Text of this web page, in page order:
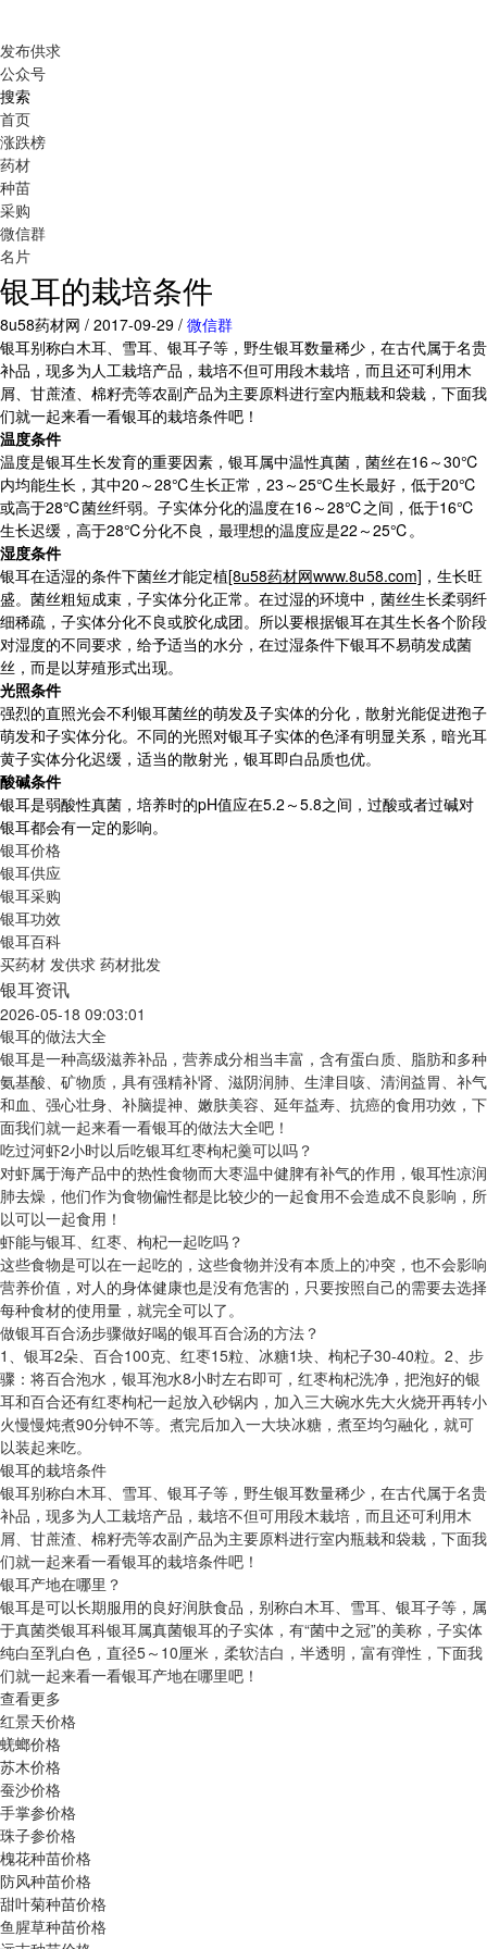
发布供求
公众号
搜索
首页
涨跌榜
药材
种苗
采购
微信群
名片
银耳的栽培条件
8u58药材网 / 2017-09-29 / 微信群
银耳别称白木耳、雪耳、银耳子等，野生银耳数量稀少，在古代属于名贵
补品，现多为人工栽培产品，栽培不但可用段木栽培，而且还可利用木
屑、甘蔗渣、棉籽壳等农副产品为主要原料进行室内瓶栽和袋栽，下面我
们就一起来看一看银耳的栽培条件吧！
温度条件
温度是银耳生长发育的重要因素，银耳属中温性真菌，菌丝在16～30℃
内均能生长，其中20～28℃生长正常，23～25℃生长最好，低于20℃
或高于28℃菌丝纤弱。子实体分化的温度在16～28℃之间，低于16℃
生长迟缓，高于28℃分化不良，最理想的温度应是22～25℃。
湿度条件
银耳在适湿的条件下菌丝才能定植[8u58药材网www.8u58.com] ，生长旺
盛。菌丝粗短成束，子实体分化正常。在过湿的环境中，菌丝生长柔弱纤
细稀疏，子实体分化不良或胶化成团。所以要根据银耳在其生长各个阶段
对湿度的不同要求，给予适当的水分，在过湿条件下银耳不易萌发成菌
丝，而是以芽殖形式出现。
光照条件
强烈的直照光会不利银耳菌丝的萌发及子实体的分化，散射光能促进孢子
萌发和子实体分化。不同的光照对银耳子实体的色泽有明显关系，暗光耳
黄子实体分化迟缓，适当的散射光，银耳即白品质也优。
酸碱条件
银耳是弱酸性真菌，培养时的pH值应在5.2～5.8之间，过酸或者过碱对
银耳都会有一定的影响。
银耳价格
银耳供应
银耳采购
银耳功效
银耳百科
买药材 发供求 药材批发
银耳资讯
2026-05-18 09:03:01
银耳的做法大全
银耳是一种高级滋养补品，营养成分相当丰富，含有蛋白质、脂肪和多种
氨基酸、矿物质，具有强精补肾、滋阴润肺、生津目咳、清润益胃、补气
和血、强心壮身、补脑提神、嫩肤美容、延年益寿、抗癌的食用功效，下
面我们就一起来看一看银耳的做法大全吧！
吃过河虾2小时以后吃银耳红枣枸杞羹可以吗？
对虾属于海产品中的热性食物而大枣温中健脾有补气的作用，银耳性凉润
肺去燥，他们作为食物偏性都是比较少的一起食用不会造成不良影响，所
以可以一起食用！
虾能与银耳、红枣、枸杞一起吃吗？
这些食物是可以在一起吃的，这些食物并没有本质上的冲突，也不会影响
营养价值，对人的身体健康也是没有危害的，只要按照自己的需要去选择
每种食材的使用量，就完全可以了。
做银耳百合汤步骤做好喝的银耳百合汤的方法？
1、银耳2朵、百合100克、红枣15粒、冰糖1块、枸杞子30-40粒。2、步
骤：将百合泡水，银耳泡水8小时左右即可，红枣枸杞洗净，把泡好的银
耳和百合还有红枣枸杞一起放入砂锅内，加入三大碗水先大火烧开再转小
火慢慢炖煮90分钟不等。煮完后加入一大块冰糖，煮至均匀融化，就可
以装起来吃。
银耳的栽培条件
银耳别称白木耳、雪耳、银耳子等，野生银耳数量稀少，在古代属于名贵
补品，现多为人工栽培产品，栽培不但可用段木栽培，而且还可利用木
屑、甘蔗渣、棉籽壳等农副产品为主要原料进行室内瓶栽和袋栽，下面我
们就一起来看一看银耳的栽培条件吧！
银耳产地在哪里？
银耳是可以长期服用的良好润肤食品，别称白木耳、雪耳、银耳子等，属
于真菌类银耳科银耳属真菌银耳的子实体，有“菌中之冠”的美称，子实体
纯白至乳白色，直径5～10厘米，柔软洁白，半透明，富有弹性，下面我
们就一起来看一看银耳产地在哪里吧！
查看更多
红景天价格
蜣螂价格
苏木价格
蚕沙价格
手掌参价格
珠子参价格
槐花种苗价格
防风种苗价格
甜叶菊种苗价格
鱼腥草种苗价格